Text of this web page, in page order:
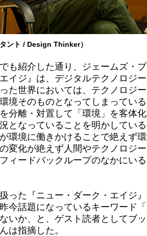
ント / Design Thinker）
も紹介した通り、ジェームズ・
イジ』は、デジタルテクノロジ
た世界においては、テクノロジ
境そのものとなってしまってい
分離・対置して「環境」を客体
となっていることを明かしてい
環境に働きかけることで絶えず
変化が絶えず人間やテクノロジ
ィードバックループのなかにい
った『ニュー・ダーク・エイジ
今話題になっているキーワード
いか、と、ゲスト読者としてブ
は指摘した。